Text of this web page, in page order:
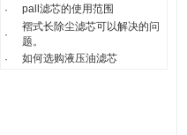
·
pall滤芯的使用范围
·
褶式长除尘滤芯可以解决的问
题。
·
如何选购液压油滤芯